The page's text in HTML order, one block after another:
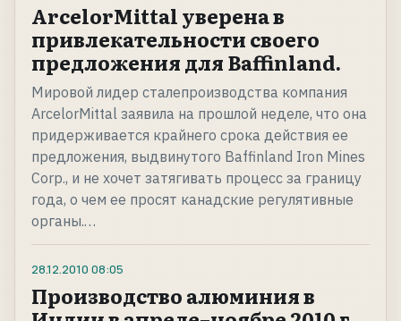
ArcelorMittal уверена в
привлекательности своего
предложения для Baffinland.
Мировой лидер сталепроизводства компания
ArcelorMittal заявила на прошлой неделе, что она
придерживается крайнего срока действия ее
предложения, выдвинутого Baffinland Iron Mines
Corp., и не хочет затягивать процесс за границу
года, о чем ее просят канадские регулятивные
органы.…
28.12.2010 08:05
Производство алюминия в